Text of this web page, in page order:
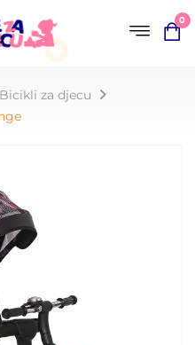
0
Bicikli za djecu